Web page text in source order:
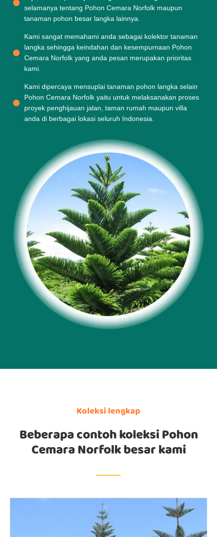
selamanya tentang Pohon Cemara Norfolk maupun
tanaman pohon besar langka lainnya.
Kami sangat memahami anda sebagai kolektor tanaman
langka sehingga keindahan dan kesempurnaan Pohon
Cemara Norfolk yang anda pesan merupakan prioritas
kami.
Kami dipercaya mensuplai tanaman pohon langka selain
Pohon Cemara Norfolk yaitu untuk melaksanakan proses
proyek penghijauan jalan, taman rumah maupun villa
anda di berbagai lokasi seluruh Indonesia.
Koleksi lengkap
Beberapa contoh koleksi Pohon
Cemara Norfolk besar kami